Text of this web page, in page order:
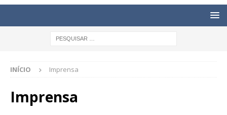
INÍCIO Imprensa
Imprensa